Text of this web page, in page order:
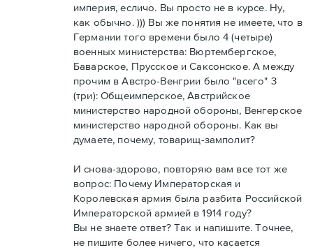
империя, есличо. Вы просто не в курсе. Ну,
как обычно. ))) Вы же понятия не имеете, что в
Германии того времени было 4 (четыре)
военных министерства: Вюртембергское,
Баварское, Прусское и Саксонское. А между
прочим в Австро-Венгрии было "всего" 3
(три): Общеимперское, Австрийское
министерство народной обороны, Венгерское
министерство народной обороны. Как вы
думаете, почему, товарищ-замполит?
И снова-здорово, повторяю вам все тот же
вопрос: Почему Императорская и
Королевская армия была разбита Российской
Императорской армией в 1914 году?
Вы не знаете ответ? Так и напишите. Точнее,
не пишите более ничего, что касается